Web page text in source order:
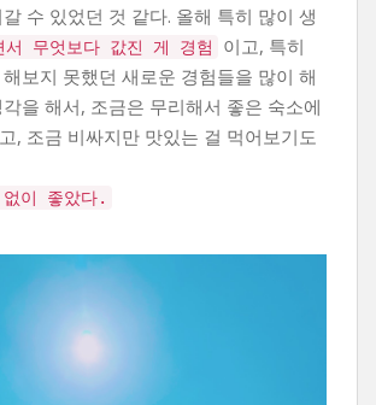
수 있었던 것 같다. 올해 특히 많이 생
서 무엇보다 값진 게 경험
이고, 특히
보지 못했던 새로운 경험들을 많이 해
을 해서, 조금은 무리해서 좋은 숙소에
, 조금 비싸지만 맛있는 걸 먹어보기도
이 좋았다.